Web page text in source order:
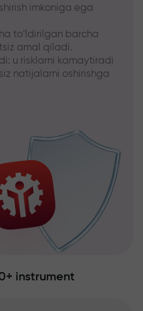
imkoniga ega
to‘ldirilgan barcha
amal qiladi.
u risklarni kamaytiradi
natijalarni oshirishga
instrument